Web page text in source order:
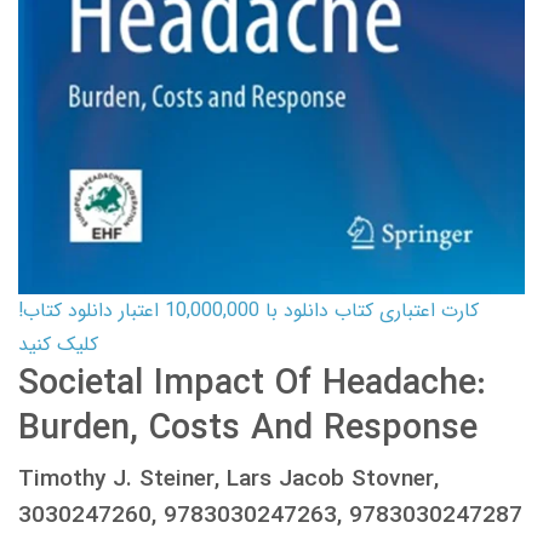
کارت اعتباری کتاب دانلود با 10,000,000 اعتبار دانلود کتاب!
کلیک کنید
Societal Impact Of Headache:
Burden, Costs And Response
Timothy J. Steiner, Lars Jacob Stovner,
3030247260, 9783030247263, 9783030247287